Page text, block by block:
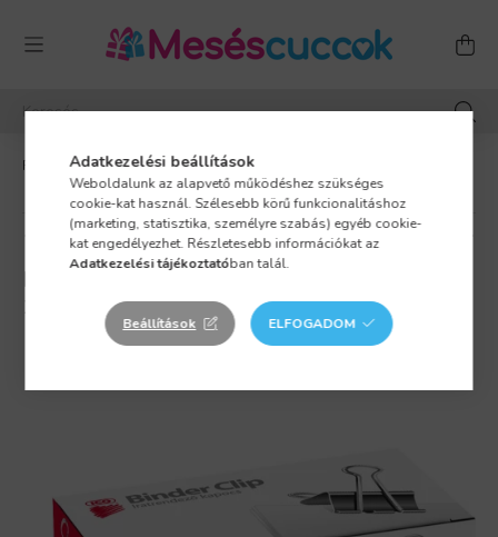
KATEGÓRIÁK
Irodaszer, iskolaszer
Irodai eszközök
Előző termék
BINDERCSIPESZ, 32 MM, ICO ED12,
12DB/DOBOZ
Adatkezelési beállítások
Weboldalunk az alapvető működéshez szükséges
cookie-kat használ. Szélesebb körű funkcionalitáshoz
(marketing, statisztika, személyre szabás) egyéb cookie-
kat engedélyezhet. Részletesebb információkat az
Adatkezelési tájékoztatóban talál.
Beállítások ELFOGADOM